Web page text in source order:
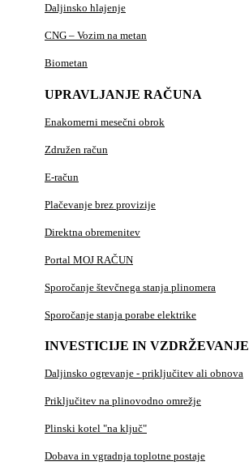
Daljinsko hlajenje
CNG – Vozim na metan
Biometan
UPRAVLJANJE RAČUNA
Enakomerni mesečni obrok
Združen račun
E-račun
Plačevanje brez provizije
Direktna obremenitev
Portal MOJ RAČUN
Sporočanje števčnega stanja plinomera
Sporočanje stanja porabe elektrike
INVESTICIJE IN VZDRŽEVANJE
Daljinsko ogrevanje - priključitev ali obnova
Priključitev na plinovodno omrežje
Plinski kotel "na ključ"
Dobava in vgradnja toplotne postaje